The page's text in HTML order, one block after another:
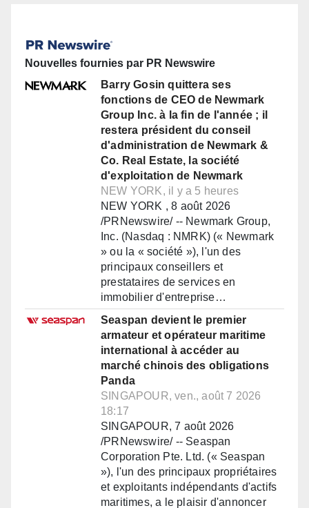
Nouvelles fournies par PR Newswire
Barry Gosin quittera ses
fonctions de CEO de Newmark
Group Inc. à la fin de l'année ; il
restera président du conseil
d'administration de Newmark &
Co. Real Estate, la société
d'exploitation de Newmark
NEW YORK, il y a 5 heures
NEW YORK , 8 août 2026
/PRNewswire/ -- Newmark Group,
Inc. (Nasdaq : NMRK) (« Newmark
» ou la « société »), l'un des
principaux conseillers et
prestataires de services en
immobilier d'entreprise…
Seaspan devient le premier
armateur et opérateur maritime
international à accéder au
marché chinois des obligations
Panda
SINGAPOUR, ven., août 7 2026
18:17
SINGAPOUR, 7 août 2026
/PRNewswire/ -- Seaspan
Corporation Pte. Ltd. (« Seaspan
»), l'un des principaux propriétaires
et exploitants indépendants d'actifs
maritimes, a le plaisir d'annoncer